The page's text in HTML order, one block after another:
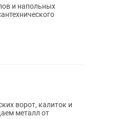
и напольных
металл от